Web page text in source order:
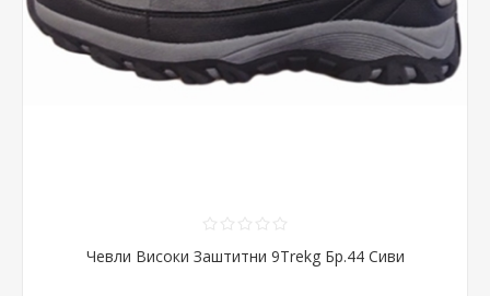
Чевли Високи Заштитни 9Trekg Бр.44 Сиви